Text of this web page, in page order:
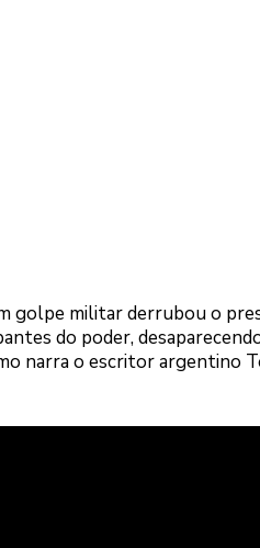
golpe militar derrubou o
do poder,
narra o escritor argentino